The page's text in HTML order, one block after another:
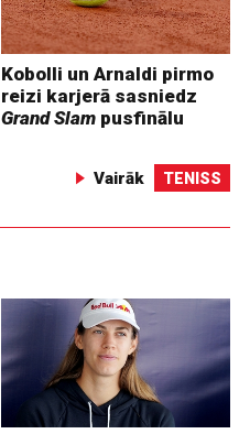
Kobolli un Arnaldi pirmo
reizi karjerā sasniedz
Grand Slam pusfinālu
Vairāk TENISS